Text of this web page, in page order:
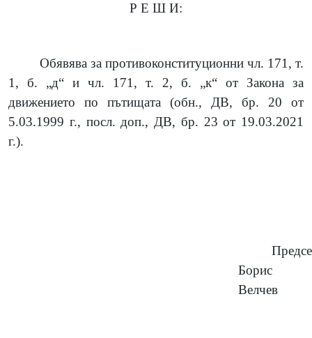
Р Е Ш И:
Обявява за противоконституционни чл. 171, т.
1, б. „д“ и чл. 171, т. 2, б. „к“ от Закона за
движението по пътищата (обн., ДВ, бр. 20 от
5.03.1999 г., посл. доп., ДВ, бр. 23 от 19.03.2021
г.).
Борис
Велчев